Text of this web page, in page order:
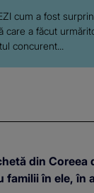
cum a fost
care a făcut
concurent...
din Coreea
familii în ele, în